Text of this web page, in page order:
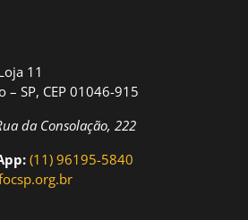
11
– SP, CEP 01046-915
da Consolação, 222
(11) 96195-5840